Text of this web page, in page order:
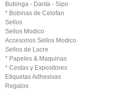
Bubinga - Danta - Sipo
* Bobinas de Celofan
Sellos
Sellos Modico
Accesorios Sellos Modico
Sellos de Lacre
* Papeles & Maquinas
* Cestas y Expositores
Etiquetas Adhesivas
Regalos